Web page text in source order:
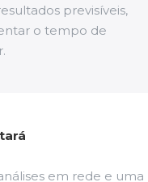
previsíveis,
o tempo de
em rede e uma